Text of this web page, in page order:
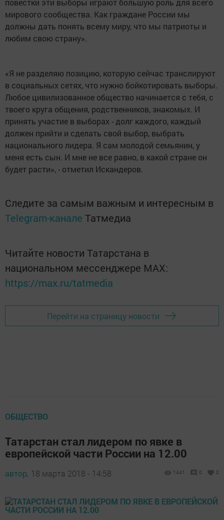
повестки эти выборы играют большую роль для всего
мирового сообщества. Как граждане России мы
должны дать понять всему миру, что мы патриоты и
любим свою страну».
«Я не разделяю позицию, которую сейчас транслируют
в социальных сетях, что нужно бойкотировать выборы.
Любое цивилизованное общество начинается с тебя, с
твоего круга общения, родственников, знакомых. И
принять участие в выборах - долг каждого, каждый
должен прийти и сделать свой выбор, выбрать
национального лидера. Я сам молодой семьянин, у
меня есть сын. И мне не все равно, в какой стране он
будет расти», - отметил Искандеров.
Следите за самым важным и интересным в
Telegram-канале Татмедиа
Читайте новости Татарстана в
национальном мессенджере MАХ:
https://max.ru/tatmedia
Перейти на страницу новости
ОБЩЕСТВО
Татарстан стал лидером по явке в
европейской части России на 12.00
автор, 18 марта 2018 - 14:58 1441 0 0